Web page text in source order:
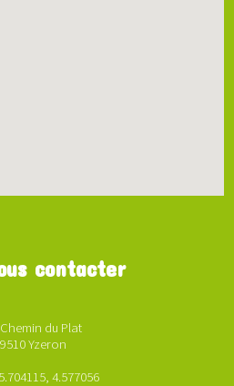
contacter
du Plat
Yzeron
4.577056